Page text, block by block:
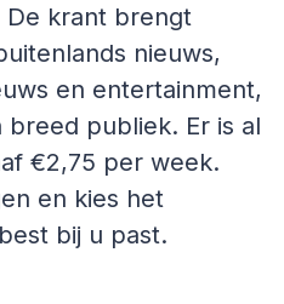
De krant brengt
nieuws,
en entertainment,
publiek. Er is al
€2,75 per week.
en kies het
bij u past.